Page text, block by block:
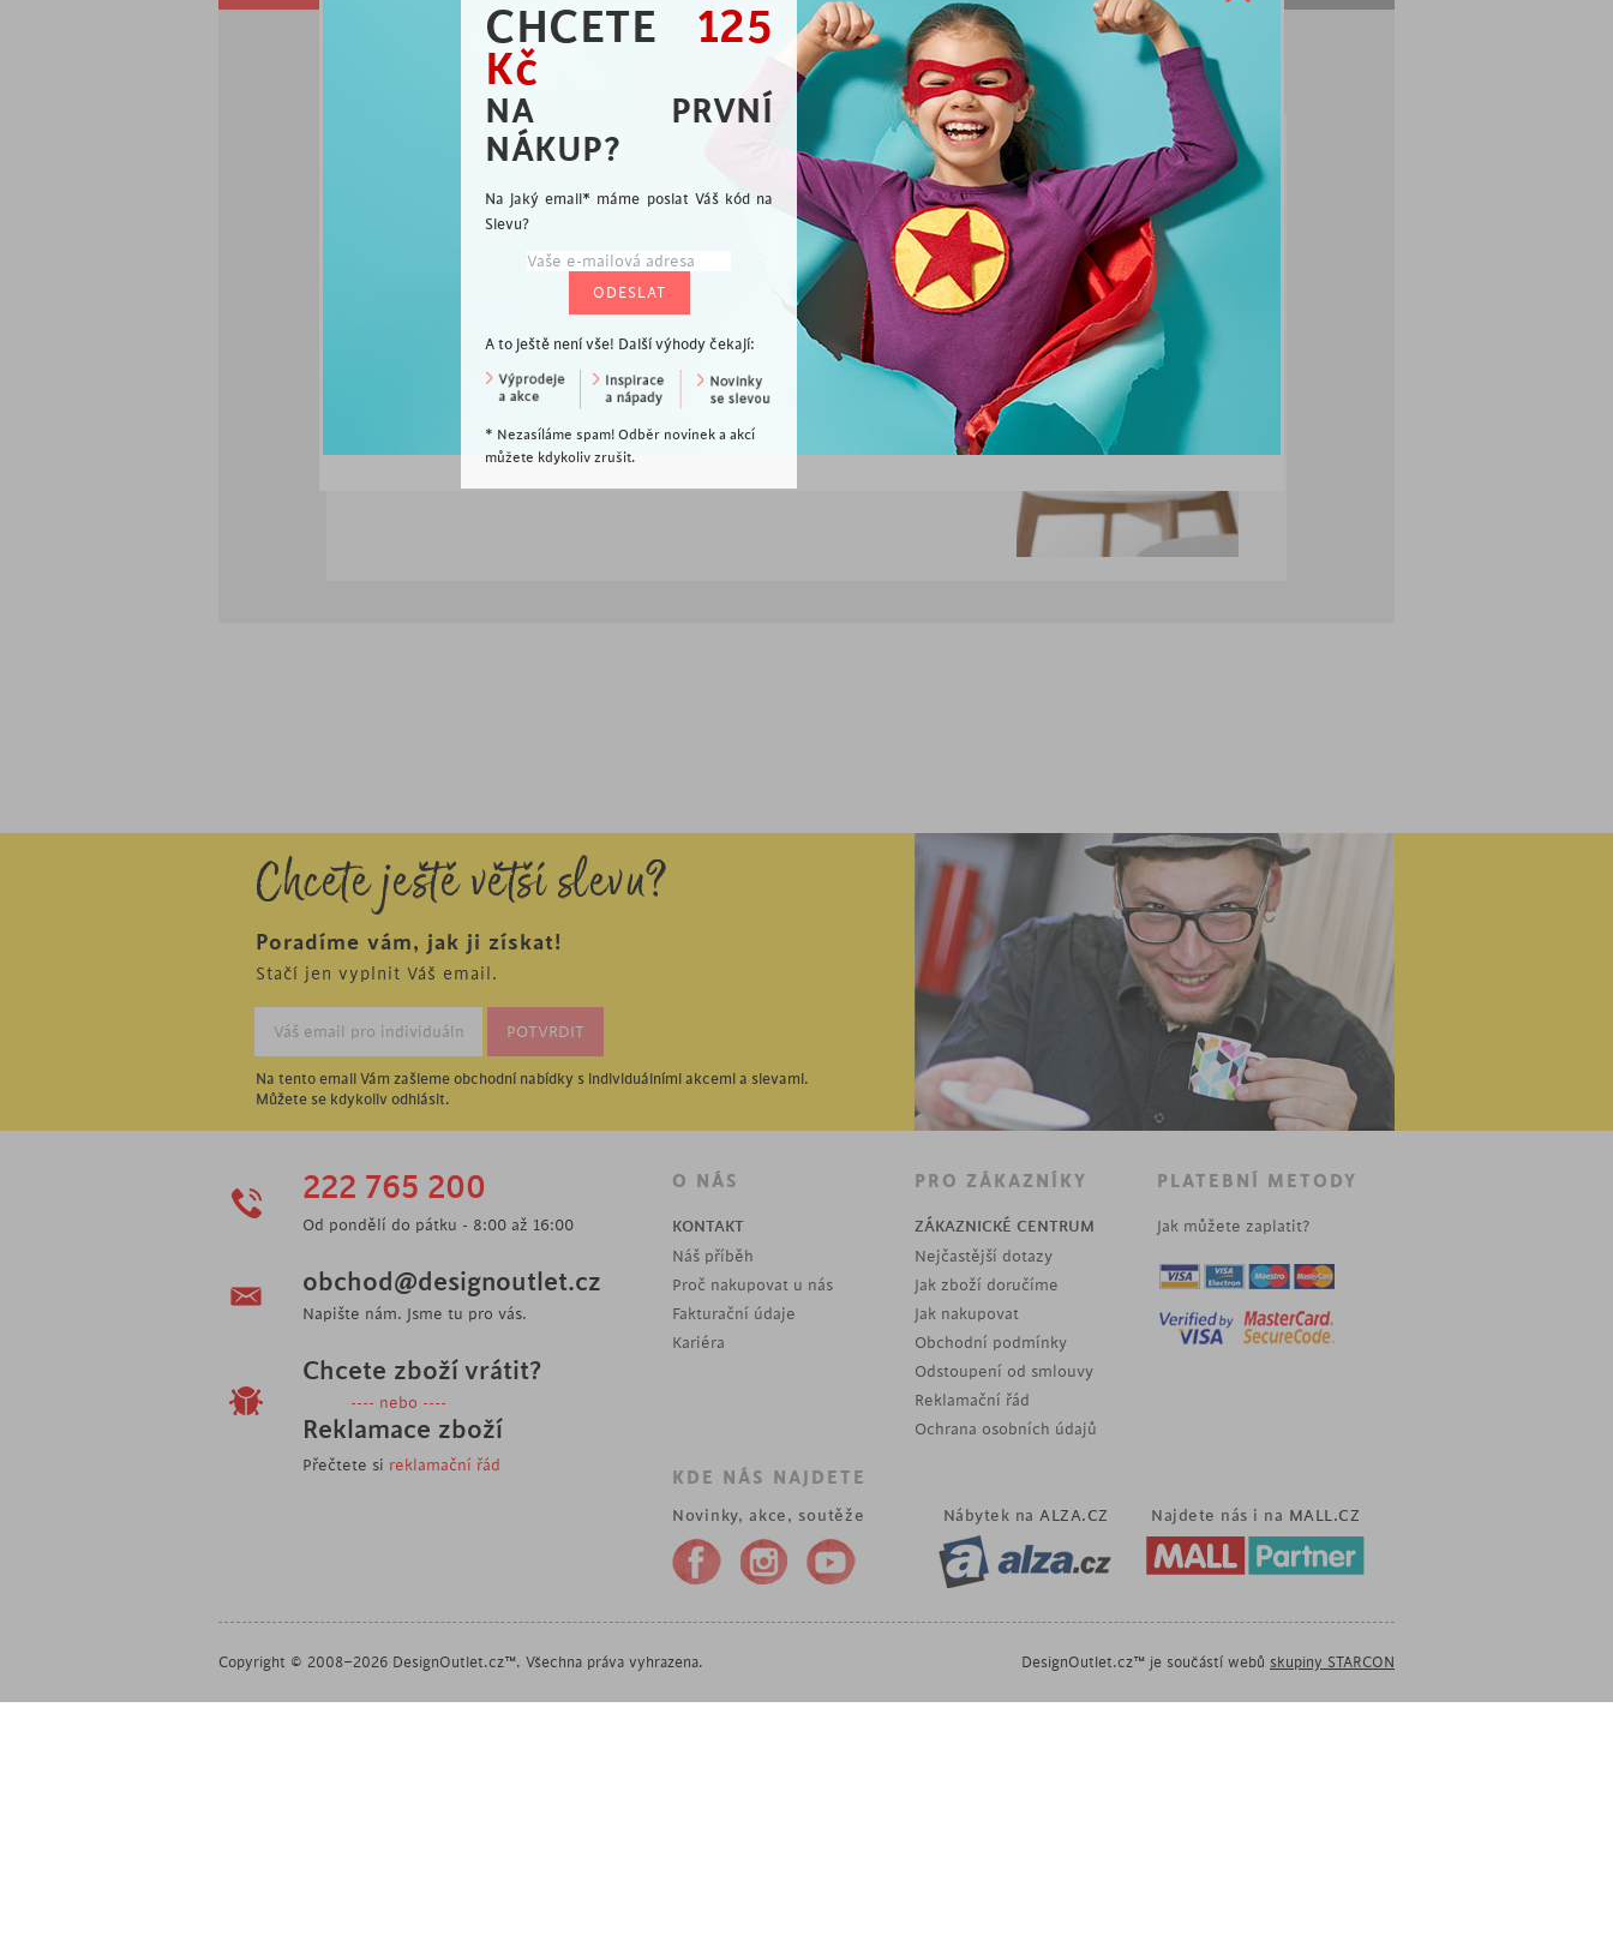
CHCETE
125
Kč
NA PRVNÍ
NÁKUP?
Na jaký email* máme poslat Váš kód na
Slevu?
A to ještě není vše! Další výhody čekají:
* Nezasíláme spam! Odběr novinek a akcí
můžete kdykoliv zrušit.
POPIS VÝROBKU
Postel Saro vás na první pohled zaujme svým designovým ozdobným
rámem. Postel je vyrobena z kovu v černé barvě a je dodávána bez
roštů a matrací.
bez roštů a matrací
Chcete ještě větší slevu?
Poradíme vám, jak ji získat!
Stačí jen vyplnit Váš email.
Na tento email Vám zašleme obchodní nabídky s individuálními akcemi a slevami.
Můžete se kdykoliv odhlásit.
222 765 200
Od pondělí do pátku - 8:00 až 16:00
obchod@designoutlet.cz
Napište nám. Jsme tu pro vás.
Chcete zboží vrátit?
---- nebo ----
Reklamace zboží
Přečtete si reklamační řád
O NÁS
KONTAKT
Náš příběh
Proč nakupovat u nás
Fakturační údaje
Kariéra
PRO ZÁKAZNÍKY
ZÁKAZNICKÉ CENTRUM
Nejčastější dotazy
Jak zboží doručíme
Jak nakupovat
Obchodní podmínky
Odstoupení od smlouvy
Reklamační řád
Ochrana osobních údajů
PLATEBNÍ METODY
Jak můžete zaplatit?
KDE NÁS NAJDETE
Novinky, akce, soutěže Najdete nás i na MALL.CZ
Nábytek na ALZA.CZ
Copyright © 2008–2026 DesignOutlet.cz™. Všechna práva vyhrazena. DesignOutlet.cz™ je součástí webů skupiny STARCON